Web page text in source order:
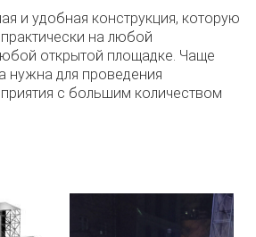
и удобная конструкция, которую
на любой
открытой площадке. Чаще
нужна для проведения
с большим количеством